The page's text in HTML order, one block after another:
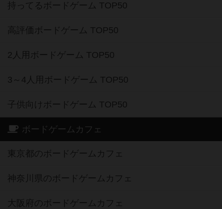
持ってるボードゲーム TOP50
高評価ボードゲーム TOP50
2人用ボードゲーム TOP50
3～4人用ボードゲーム TOP50
子供向けボードゲーム TOP50
ボードゲームカフェ
東京都のボードゲームカフェ
神奈川県のボードゲームカフェ
大阪府のボードゲームカフェ